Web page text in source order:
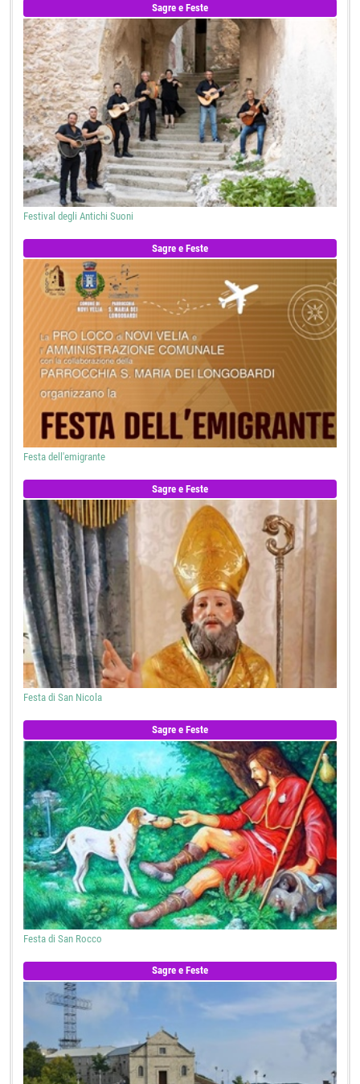
Sagre e Feste
Festival degli Antichi Suoni
Sagre e Feste
Festa dell'emigrante
Sagre e Feste
Festa di San Nicola
Sagre e Feste
Festa di San Rocco
Sagre e Feste